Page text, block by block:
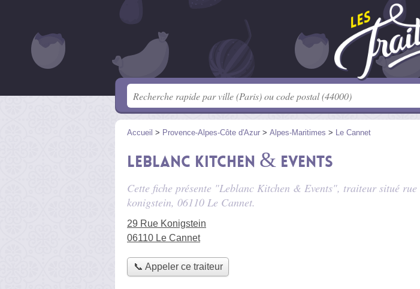
Accueil > Provence-Alpes-Côte d'Azur > Alpes-Maritimes > Le Cannet
Leblanc Kitchen & Events
Cette fiche présente "Leblanc Kitchen & Events", traiteur situé rue
konigstein, 06110 Le Cannet.
29 Rue Konigstein
06110 Le Cannet
📞 Appeler ce traiteur